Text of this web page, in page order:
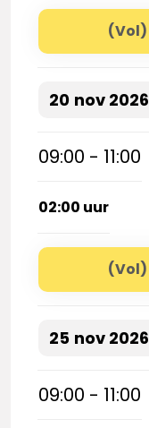
(Vol)
20 nov2026
09:00 - 11:00
02:00 uur
(Vol)
25 nov2026
09:00 - 11:00